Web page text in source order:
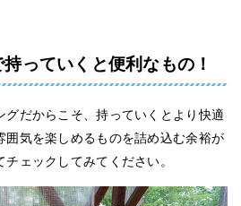
っていくと便利なもの！
グだからこそ、持っていくとより快適
囲気を楽しめるものを詰め込む余裕が
ェックしてみてください。